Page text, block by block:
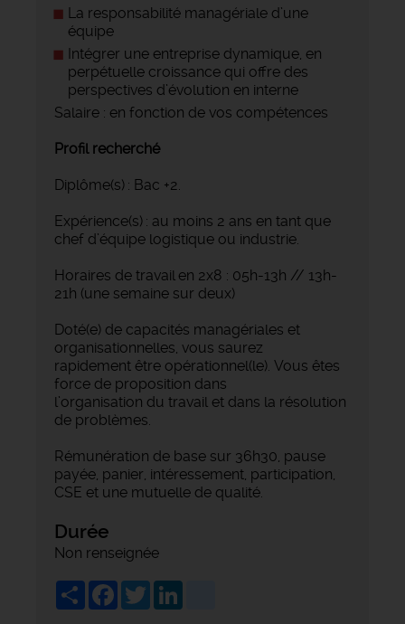
La responsabilité managériale d’une
équipe
Intégrer une entreprise dynamique, en
perpétuelle croissance qui offre des
perspectives d’évolution en interne
Salaire : en fonction de vos compétences
Profil recherché
Diplôme(s) : Bac +2.
Expérience(s) : au moins 2 ans en tant que
chef d’équipe logistique ou industrie.
Horaires de travail en 2x8 : 05h-13h // 13h-
21h (une semaine sur deux)
Doté(e) de capacités managériales et
organisationnelles, vous saurez
rapidement être opérationnel(le). Vous êtes
force de proposition dans
l’organisation du travail et dans la résolution
de problèmes.
Rémunération de base sur 36h30, pause
payée, panier, intéressement, participation,
CSE et une mutuelle de qualité.
Durée
Non renseignée
ShareFacebook
Twitter